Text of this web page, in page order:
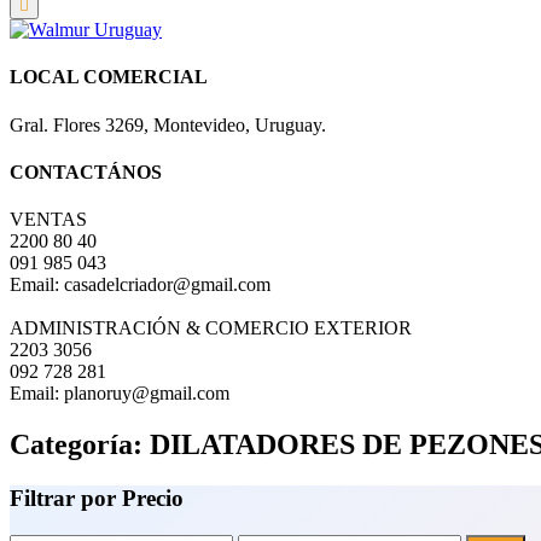
LOCAL COMERCIAL
Gral. Flores 3269, Montevideo, Uruguay.
CONTACTÁNOS
VENTAS
2200 80 40
091 985 043
Email: casadelcriador@gmail.com
ADMINISTRACIÓN & COMERCIO EXTERIOR
2203 3056
092 728 281
Email: planoruy@gmail.com
Categoría: DILATADORES DE
Filtrar por Precio